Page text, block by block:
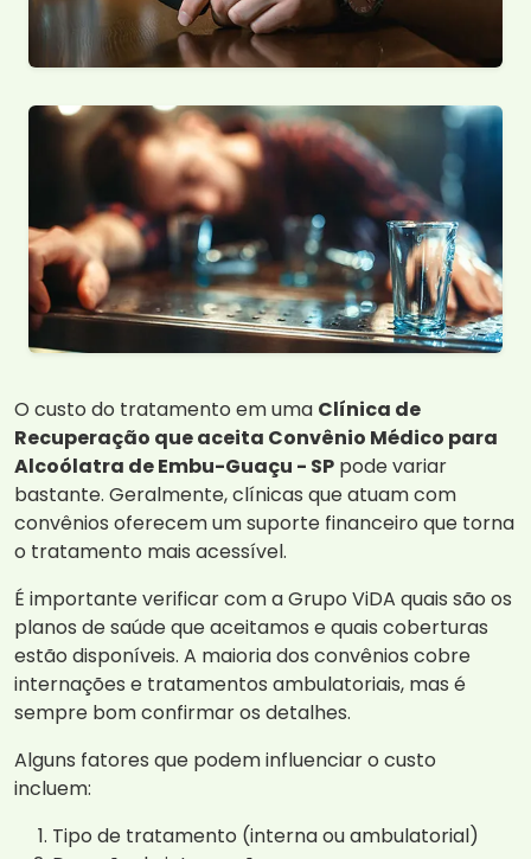
O custo do tratamento em uma Clínica de
Recuperação que aceita Convênio Médico para
Alcoólatra de Embu-Guaçu - SP pode variar
bastante. Geralmente, clínicas que atuam com
convênios oferecem um suporte financeiro que torna
o tratamento mais acessível.
É importante verificar com a Grupo ViDA quais são os
planos de saúde que aceitamos e quais coberturas
estão disponíveis. A maioria dos convênios cobre
internações e tratamentos ambulatoriais, mas é
sempre bom confirmar os detalhes.
Alguns fatores que podem influenciar o custo
incluem:
Tipo de tratamento (interna ou ambulatorial)